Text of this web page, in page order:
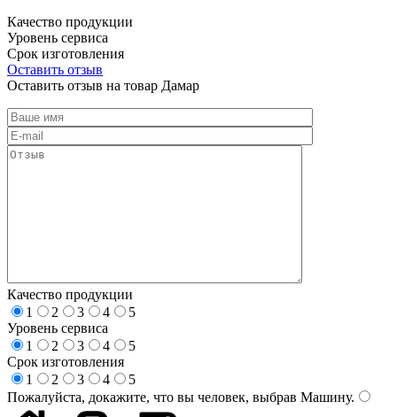
Качество продукции
Уровень сервиса
Срок изготовления
Оставить отзыв
Оставить отзыв на товар Дамар
Качество продукции
1
2 3 4
5
Уровень сервиса
1
2 3 4
5
Срок изготовления
1
2 3 4
5
Пожалуйста, докажите, что вы человек, выбрав Машину.